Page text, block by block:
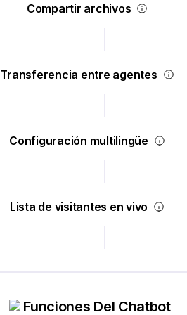
Compartir archivos
Transferencia entre agentes
Configuración multilingüe
Lista de visitantes en vivo
Funciones Del Chatbot